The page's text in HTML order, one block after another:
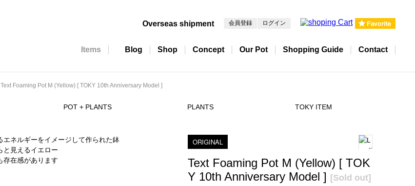
Overseas shipment 会員登録 ログイン
Items Blog Shop Concept Our Pot Shopping Guide Contact
Text Foaming Pot M (Yellow) [ TOKY 10th Anniversary Model ]
POT + PLANTS PLANTS TOKY ITEM
ORIGINAL
Text Foaming Pot M (Yellow) [ TOK
Y 10th Anniversary Model ] [Sold out]